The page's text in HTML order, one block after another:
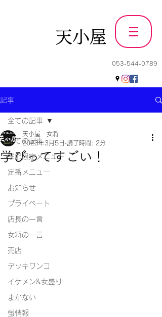
天小屋
053-544-0789
記事
全ての記事
季節限定メニュー
定番メニュー
お知らせ
プライベート
店長の一言
女将の一言
売店
デッキワンコ
イケメン&女盛り
まかない
蛍情報
全ての記事
学びってすごい！
天小屋 女将
2023年3月5日 読了時間: 2分